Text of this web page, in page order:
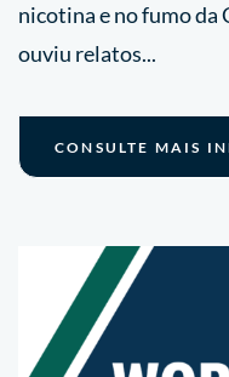
nicotina e no fumo da
ouviu relatos...
CONSULTE MAIS